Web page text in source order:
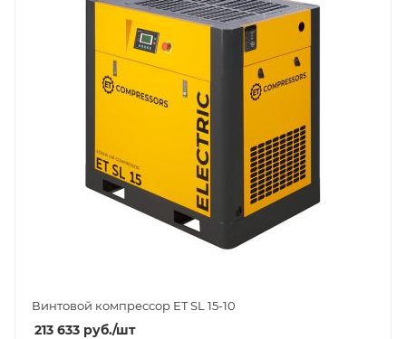
Винтовой компрессор ET SL 15-10
213 633 руб./шт